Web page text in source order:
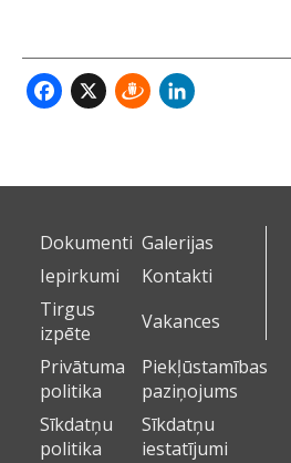
Facebook
X Draugiem
Dokumenti Galerijas
Iepirkumi
Kontakti
Tirgus
izpēte
Vakances
Privātuma
politika
Piekļūstamības
paziņojums
Sīkdatņu
politika
Sīkdatņu
iestatījumi